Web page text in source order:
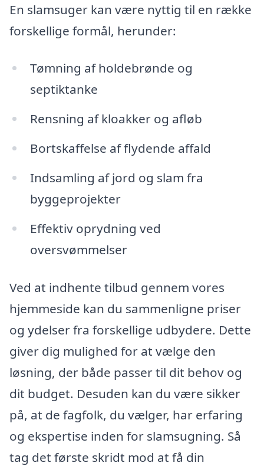
En slamsuger kan være nyttig til en række
forskellige formål, herunder:
Tømning af holdebrønde og
septiktanke
Rensning af kloakker og afløb
Bortskaffelse af flydende affald
Indsamling af jord og slam fra
byggeprojekter
Effektiv oprydning ved
oversvømmelser
Ved at indhente tilbud gennem vores
hjemmeside kan du sammenligne priser
og ydelser fra forskellige udbydere. Dette
giver dig mulighed for at vælge den
løsning, der både passer til dit behov og
dit budget. Desuden kan du være sikker
på, at de fagfolk, du vælger, har erfaring
og ekspertise inden for slamsugning. Så
tag det første skridt mod at få din